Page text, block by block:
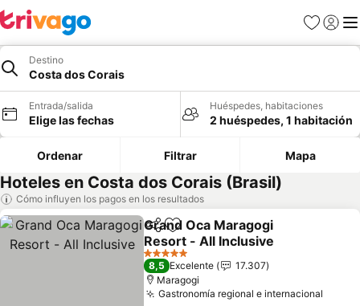
Favoritos
Iniciar
Destino
Costa dos Corais
Entrada/salida
Elige las fechas
Huéspedes, habitaciones
2 huéspedes, 1 habitación
Ordenar Filtrar Mapa
Hoteles en Costa dos Corais (Brasil)
Cómo influyen los pagos en los resultados
CompartirAñadir a favoritos
Grand Oca Maragogi
Resort - All Inclusive
5 Estrellas
8,5 Excelente
17.307
Maragogi
Gastronomía regional e internacional